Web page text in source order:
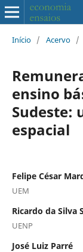
Início / Acervo /
ensino
Sudeste:
espacial
Felipe César
UEM
Ricardo da Silva
UENP
José Luiz Parré